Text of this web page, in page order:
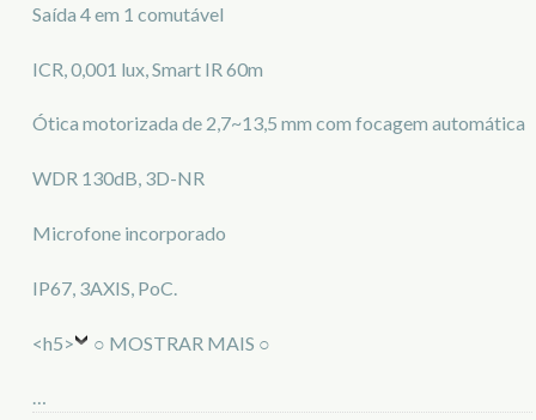
Saída 4 em 1 comutável
ICR, 0,001 lux, Smart IR 60m
Ótica motorizada de 2,7~13,5 mm com focagem automática
WDR 130dB, 3D-NR
Microfone incorporado
IP67, 3AXIS, PoC.
<h5> ○ MOSTRAR MAIS ○
…